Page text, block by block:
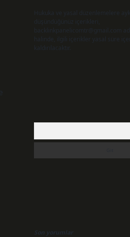
Hukuka ve yasal düzenlemelere
düşündüğünüz içerikleri,
backlinkpanelicomtr@gmail.com
halinde, ilgili içerikler yasal süre
kaldırılacaktır.
Son yorumlar